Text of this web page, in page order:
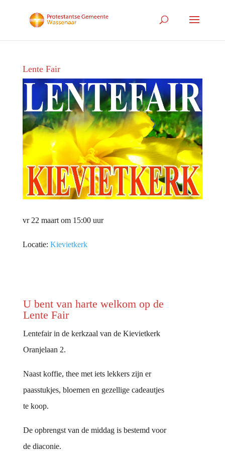
Lente Fair
vr 22 maart om 15:00 uur
Locatie: Kievietkerk
U bent van harte welkom op de
Lente Fair
Lentefair in de kerkzaal van de Kievietkerk
Oranjelaan 2.
Naast koffie, thee met iets lekkers zijn er
paasstukjes, bloemen en gezellige cadeautjes
te koop.
De opbrengst van de middag is bestemd voor
de diaconie.